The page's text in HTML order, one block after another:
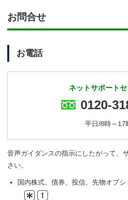
お問合せ
お電話
ネットサポート
0120-
平日/8時～17
音声ガイダンスの指示にしたがって、
さい。
国内株式、債券、投信、先物オプ